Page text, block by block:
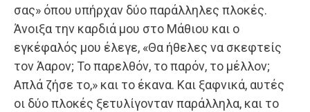
σας» όπου υπήρχαν δύο παράλληλες πλοκές.
Άνοιξα την καρδιά μου στο Μάθιου και ο
εγκέφαλός μου έλεγε, «Θα ήθελες να σκεφτείς
τον Άαρον; Το παρελθόν, το παρόν, το μέλλον;
Απλά ζήσε το,» και το έκανα. Και ξαφνικά, αυτές
οι δύο πλοκές ξετυλίγονταν παράλληλα, και το